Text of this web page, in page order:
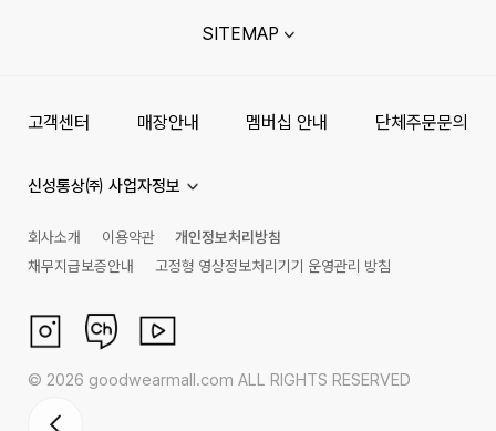
SITEMAP
고객센터 매장안내 멤버십 안내 단체주문문의
신성통상㈜ 사업자정보
회사소개 이용약관
개인정보처리방침
채무지급보증안내
고정형 영상정보처리기기 운영관리 방침
© 2026 goodwearmall.com ALL RIGHTS RESERVED